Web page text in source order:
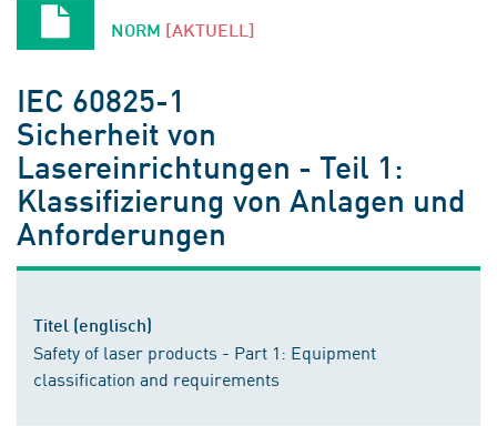
NORM [AKTUELL]
IEC 60825-1
Sicherheit von
Lasereinrichtungen - Teil 1:
Klassifizierung von Anlagen und
Anforderungen
Titel (englisch)
Safety of laser products - Part 1: Equipment
classification and requirements